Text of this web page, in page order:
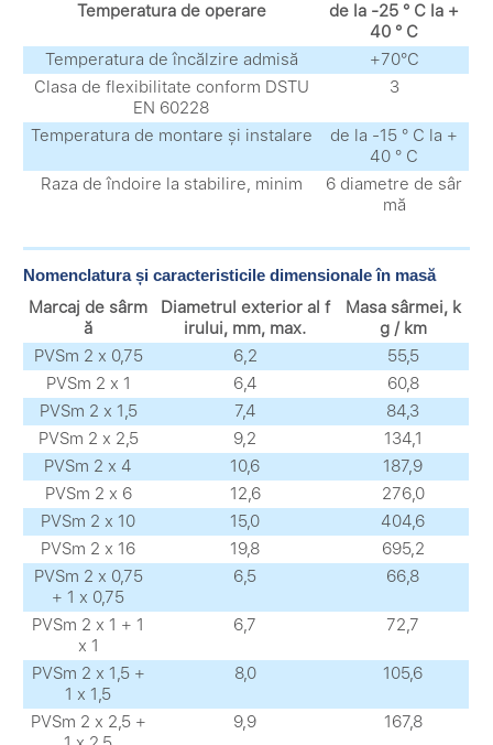
Temperatura de operare
de la -25 ° С la +
40 ° С
Temperatura de încălzire admisă
+70°С
Clasa de flexibilitate conform DSTU
EN 60228
3
Temperatura de montare și instalare
de la -15 ° С la +
40 ° С
Raza de îndoire la stabilire, minim
6 diametre de sâr
mă
Nomenclatura și caracteristicile dimensionale în masă
Marcaj de sârm
ă
Diametrul exterior al f
irului, mm, max.
Masa sârmei, k
g / km
PVSm 2 х 0,75
6,2
55,5
PVSm 2 х 1
6,4
60,8
PVSm 2 х 1,5
7,4
84,3
PVSm 2 х 2,5
9,2
134,1
PVSm 2 х 4
10,6
187,9
PVSm 2 х 6
12,6
276,0
PVSm 2 х 10
15,0
404,6
PVSm 2 х 16
19,8
695,2
PVSm 2 х 0,75
+ 1 х 0,75
6,5 66,8
PVSm 2 х 1 + 1
х 1
6,7 72,7
PVSm 2 х 1,5 +
1 х 1,5
8,0 105,6
PVSm 2 х 2,5 +
9,9 167,8